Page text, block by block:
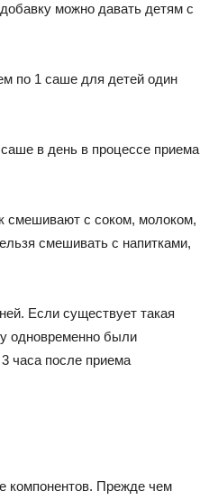
можно давать детям с
по 1 саше для детей один
в день в процессе приема
смешивают с соком, молоком,
смешивать с напитками,
Если существует такая
одновременно были
часа после приема
компонентов. Прежде чем